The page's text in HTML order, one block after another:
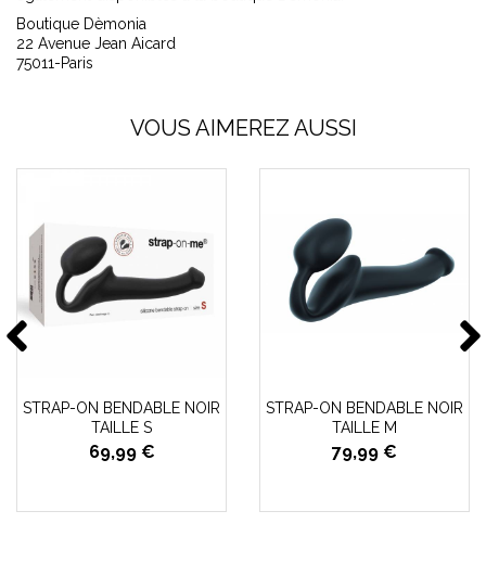
Boutique Dèmonia
22 Avenue Jean Aicard
75011-Paris
VOUS AIMEREZ AUSSI
STRAP-ON BENDABLE NOIR
TAILLE S
69,99 €
STRAP-ON BENDABLE NOIR
TAILLE M
79,99 €